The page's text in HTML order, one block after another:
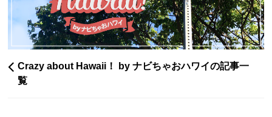
Crazy about Hawaii！ by ナビちゃおハワイの記事一
覧